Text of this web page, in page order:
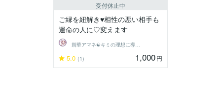
受付休止中
ご縁を紐解き♥相性の悪い相手も
運命の人に♡変えます
5.0 (1) 1,000円